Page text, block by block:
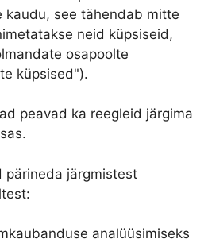
kaudu, see tähendab mitte
neid küpsiseid,
osapoolte
küpsised").
peavad ka reegleid järgima
pärineda järgmistest
analüüsimiseks